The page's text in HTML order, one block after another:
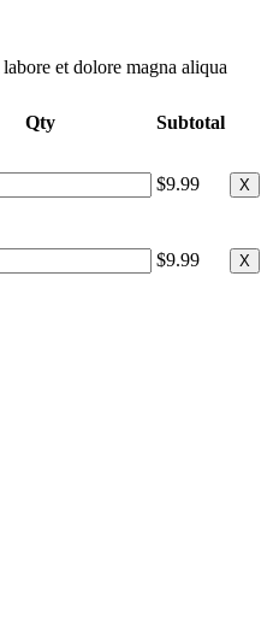
et dolore magna aliqua
Qty Subtotal
$9.99 X
$9.99 X